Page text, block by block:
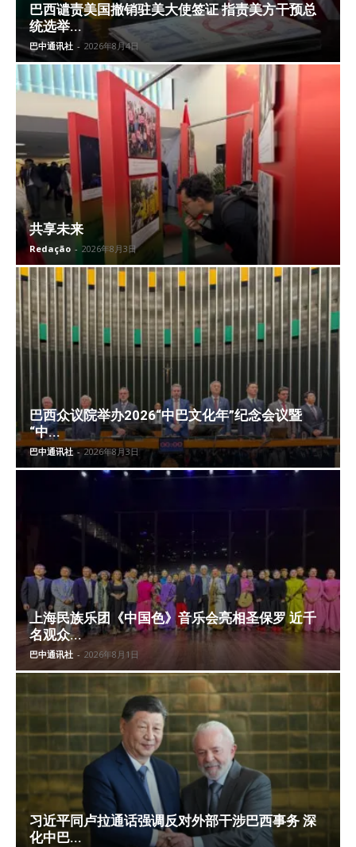
巴西谴责美国撤销驻美大使签证 指责美方干预总
统选举...
巴中通讯社 - 2026年8月4日
共享未来
Redação - 2026年8月3日
巴西众议院举办2026“中巴文化年”纪念会议暨
“中...
巴中通讯社 - 2026年8月3日
上海民族乐团《中国色》音乐会亮相圣保罗 近千
名观众...
巴中通讯社 - 2026年8月1日
习近平同卢拉通话强调反对外部干涉巴西事务 深
化中巴...